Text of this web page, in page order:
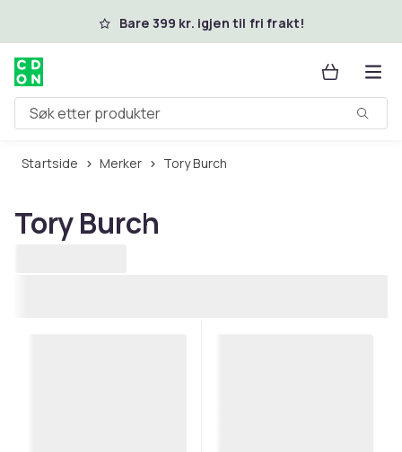
Hopp til hovedinnholdBare 399 kr. igjen til fri frakt!
Søk etter produkter
Startside Merker Tory Burch
Tory Burch